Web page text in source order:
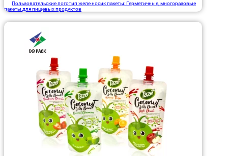
Пользовательские логотип желе носик пакеты: Герметичные, многоразовые
пакеты для пищевых продуктов